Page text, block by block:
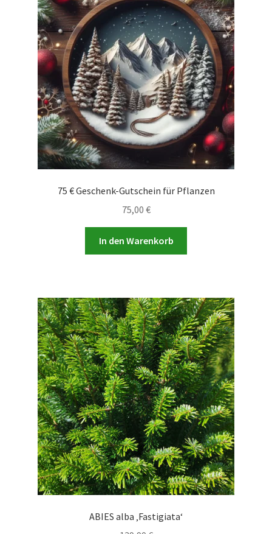
75 € Geschenk-Gutschein für Pflanzen
75,00 €
In den Warenkorb
ABIES alba ‚Fastigiata‘